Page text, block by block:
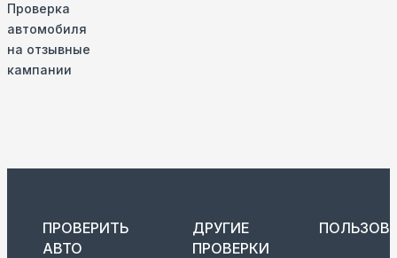
Проверка
автомобиля
на отзывные
кампании
ПРОВЕРИТЬ
АВТО
ДРУГИЕ
ПРОВЕРКИ